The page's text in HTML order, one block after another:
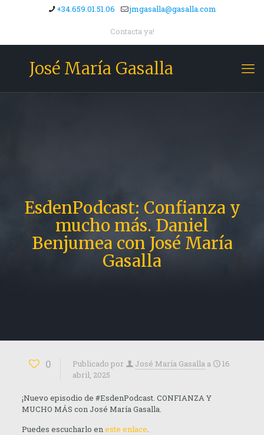
+34.659.01.51.06 jmgasalla@gasalla.com
Contacta ya!
José María Gasalla
EsdenPodcast: Confianza y
mucho más. Daniel
Benjumea con José María
Gasalla
0 Publicado por José María Gasalla a
16
abril, 2025
¡Nuevo episodio de #EsdenPodcast. CONFIANZA Y
MUCHO MÁS con José María Gasalla.
Puedes escucharlo eneste enlace.